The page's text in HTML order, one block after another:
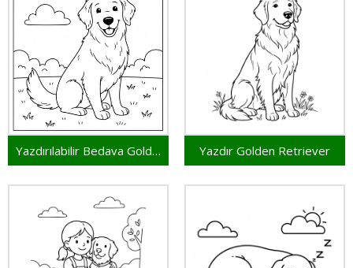
Yazdırılabilir Bedava Golden Retriever Yazdır Golden Retriever